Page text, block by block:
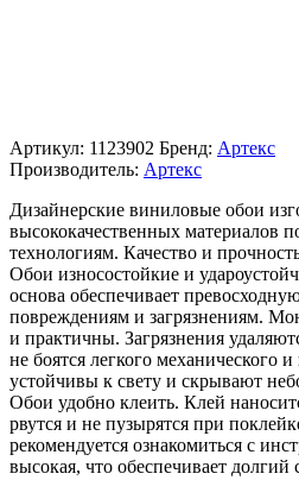
Артикул: 1123902 Бренд: Артекс
Производитель: Артекс
Дизайнерские виниловые обои
высококачественных материалов
технологиям. Качество и
Обои износостойкие и
основа обеспечивает
повреждениям и загрязнениям.
и практичны. Загрязнения
не боятся легкого механического
устойчивы к свету и скрывают
Обои удобно клеить. Клей
рвутся и не пузырятся при
рекомендуется ознакомиться с
высокая, что обеспечивает